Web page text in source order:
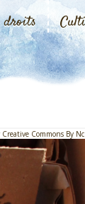
droits
Creative Commons By Nc